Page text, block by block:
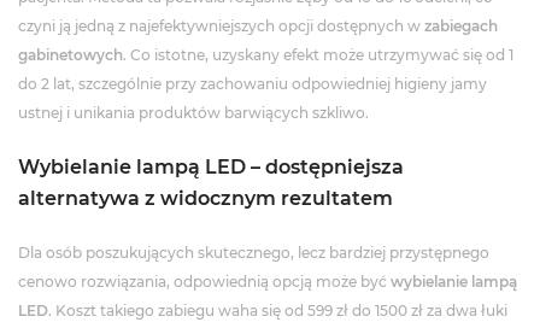
czyni ją jedną z najefektywniejszych opcji dostępnych w zabiegach
gabinetowych. Co istotne, uzyskany efekt może utrzymywać się od 1
do 2 lat, szczególnie przy zachowaniu odpowiedniej higieny jamy
ustnej i unikania produktów barwiących szkliwo.
Wybielanie lampą LED – dostępniejsza
alternatywa z widocznym rezultatem
Dla osób poszukujących skutecznego, lecz bardziej przystępnego
cenowo rozwiązania, odpowiednią opcją może być wybielanie lampą
LED. Koszt takiego zabiegu waha się od 599 zł do 1500 zł za dwa łuki